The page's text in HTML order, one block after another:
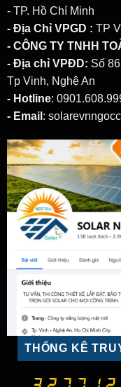
- TP. Hồ Chí Minh
- Địa Chỉ VPGD : TP
- CÔNG TY TNHH
- Địa chỉ VPĐD: Số
Tp Vinh, Nghệ An
- Hotline:
- Email :
THỐNG KÊ